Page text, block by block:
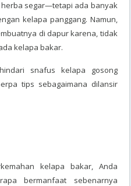
herba segar—tetapi ada banyak
kelapa panggang. Namun,
di dapur karena, tidak
kelapa bakar.
snafus kelapa gosong
tips sebagaimana dilansir
kelapa bakar, Anda
bermanfaat sebenarnya